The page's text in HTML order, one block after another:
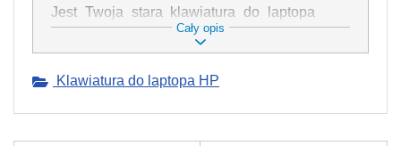
Jest Twoja stara klawiatura do laptopa
HP Pavilion dv6-2091eg mechanicznie
uszkodzona, polałeś ją płynem, który
swojej pozycji? Kup nową klawiaturę,
Oferujemy oryginalne klawiatury w
Cały opis
Klawiatura do laptopa HP